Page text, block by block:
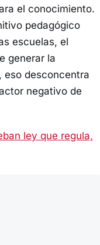
el conocimiento.
pedagógico
escuelas, el
generar la
eso desconcentra
negativo de
ley que regula,